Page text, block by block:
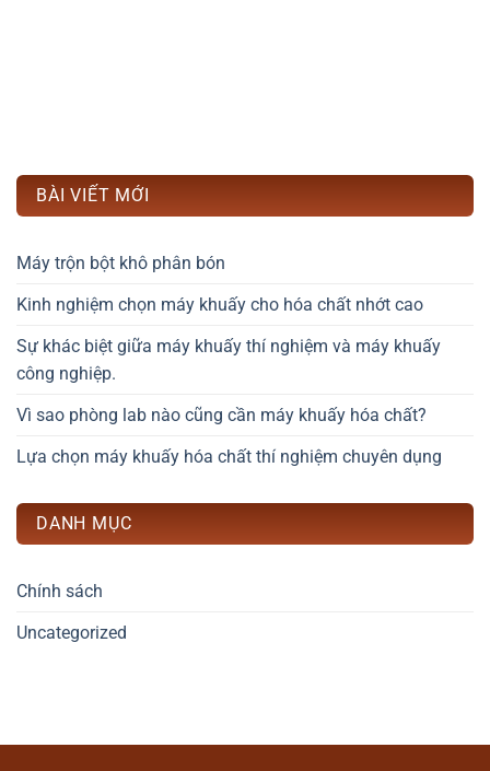
BÀI VIẾT MỚI
Máy trộn bột khô phân bón
Kinh nghiệm chọn máy khuấy cho hóa chất nhớt cao
Sự khác biệt giữa máy khuấy thí nghiệm và máy khuấy
công nghiệp.
Vì sao phòng lab nào cũng cần máy khuấy hóa chất?
Lựa chọn máy khuấy hóa chất thí nghiệm chuyên dụng
DANH MỤC
Chính sách
Uncategorized